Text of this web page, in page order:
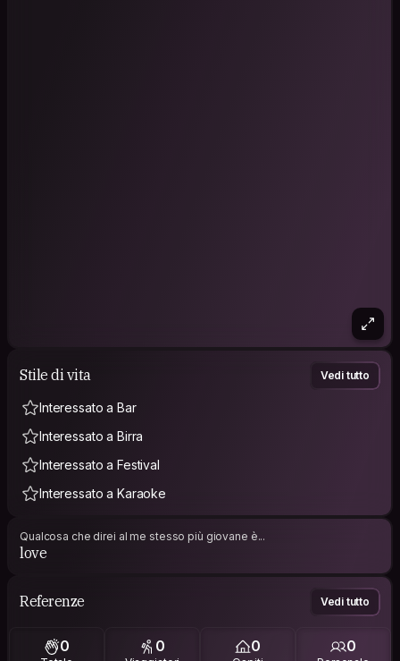
Stile di vita Vedi tutto
Interessato a Bar
Interessato a Birra
Interessato a Festival
Interessato a Karaoke
Qualcosa che direi al me stesso più giovane è...
love
Referenze Vedi tutto
0 0 0 0